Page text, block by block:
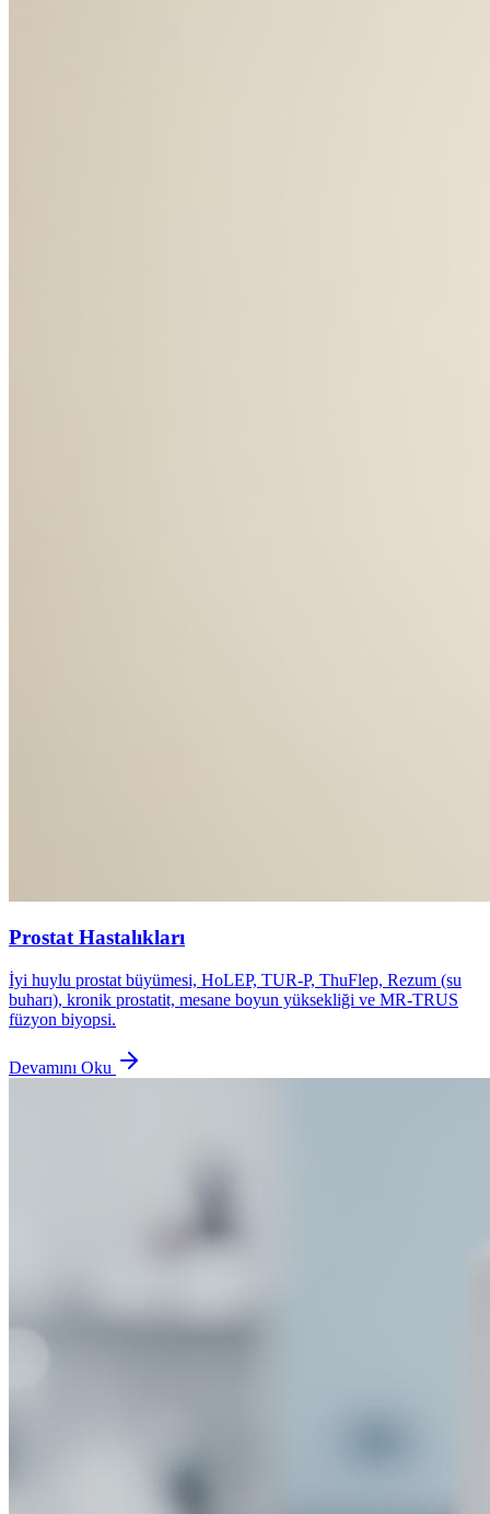
Prostat Hastalıkları
İyi huylu prostat büyümesi, HoLEP, TUR-P, ThuFlep, Rezum (su
buharı), kronik prostatit, mesane boyun yüksekliği ve MR-TRUS
füzyon biyopsi.
Devamını Oku